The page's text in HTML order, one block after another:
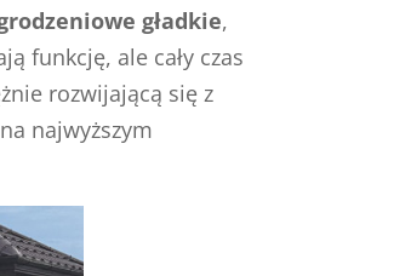
gładkie,
funkcję, ale cały czas
rozwijającą się z
najwyższym